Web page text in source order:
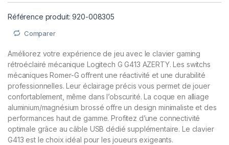
Référence produit: 920-008305
Comparer
Améliorez votre expérience de jeu avec le clavier gaming
rétroéclairé mécanique Logitech G G413 AZERTY. Les switchs
mécaniques Romer-G offrent une réactivité et une durabilité
professionnelles. Leur éclairage précis vous permet de jouer
confortablement, même dans l’obscurité. La coque en alliage
aluminium/magnésium brossé offre un design minimaliste et des
performances haut de gamme. Profitez d’une connectivité
optimale grâce au câble USB dédié supplémentaire. Le clavier
G413 est le choix idéal pour les joueurs exigeants.